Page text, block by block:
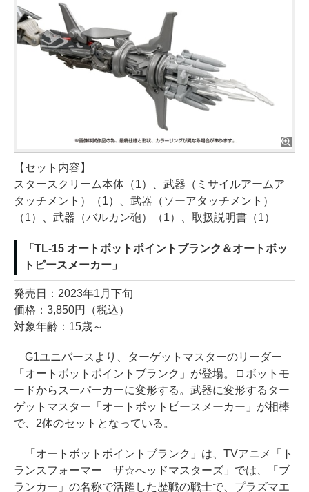
【セット内容】
スタースクリーム本体（1）、武器（ミサイルアームア
タッチメント）（1）、武器（ソーアタッチメント）
（1）、武器（バルカン砲）（1）、取扱説明書（1）
「TL-15 オートボットポイントブランク＆オートボッ
トピースメーカー」
発売日：2023年1月下旬
価格：3,850円（税込）
対象年齢：15歳～
G1ユニバースより、ターゲットマスターのリーダー
「オートボットポイントブランク」が登場。ロボットモ
ードからスーパーカーに変形する。武器に変形するター
ゲットマスター「オートボットピースメーカー」が相棒
で、2体のセットとなっている。
「オートボットポイントブランク」は、TVアニメ「ト
ランスフォーマー ザ☆へッドマスターズ」では、「ブ
ランカー」の名称で活躍した歴戦の戦士で、プラズマエ